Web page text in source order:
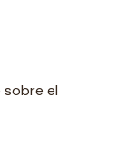
sobre el